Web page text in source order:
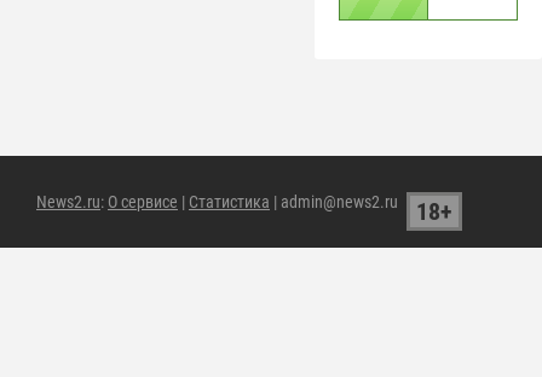
News2.ru: О сервисе | Статистика | admin@news2.ru 18+